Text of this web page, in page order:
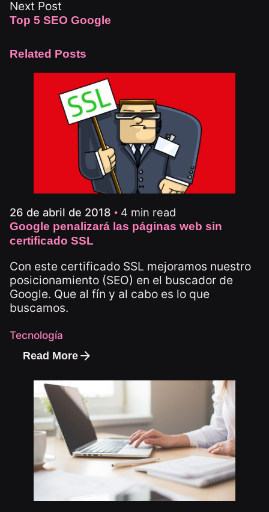
Next Post
Top 5 SEO Google
Related Posts
26 de abril de 2018 4 min read
Google penalizará las páginas web sin
certificado SSL
Con este certificado SSL mejoramos nuestro
posicionamiento (SEO) en el buscador de
Google. Que al fín y al cabo es lo que
buscamos.
Tecnología
Read More